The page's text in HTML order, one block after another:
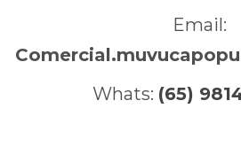
Email:
Whats: (65)